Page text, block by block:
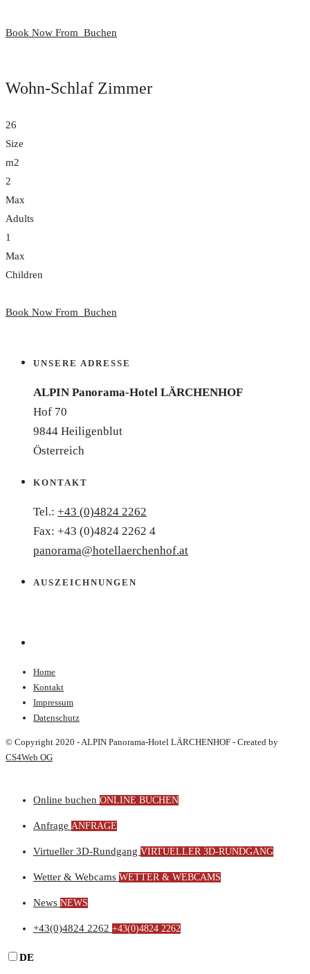
Book Now From Buchen
Wohn-Schlaf Zimmer
26
Size
m2
2
Max
Adults
1
Max
Children
Book Now From Buchen
UNSERE ADRESSE
ALPIN Panorama-Hotel LÄRCHENHOF
Hof 70
9844 Heiligenblut
Österreich
KONTAKT
Tel.: +43 (0)4824 2262
Fax: +43 (0)4824 2262 4
panorama@hotellaerchenhof.at
AUSZEICHNUNGEN
Home
Kontakt
Impressum
Datenschutz
© Copyright 2020 - ALPIN Panorama-Hotel LÄRCHENHOF - Created by
CS4Web OG
Online buchen ONLINE BUCHEN
Anfrage ANFRAGE
Virtueller 3D-Rundgang VIRTUELLER 3D-RUNDGANG
Wetter & Webcams WETTER & WEBCAMS
News NEWS
+43(0)4824 2262 +43(0)4824 2262
DE